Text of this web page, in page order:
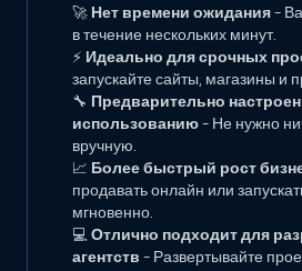
🚀Нет времени ожидания–
в течение нескольких минут.
⚡ Идеально для срочных
запускайте сайты, магазины и
🔧 Предварительно настроен
использованию– Не нужно
вручную.
📈 Более быстрый рост
продавать онлайн или
мгновенно.
💻Отлично подходит для
агентств– Развертывайте